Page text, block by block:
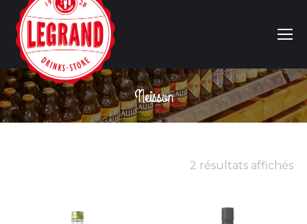
Neisson
Vous êtes ici :
2 résultats affichés